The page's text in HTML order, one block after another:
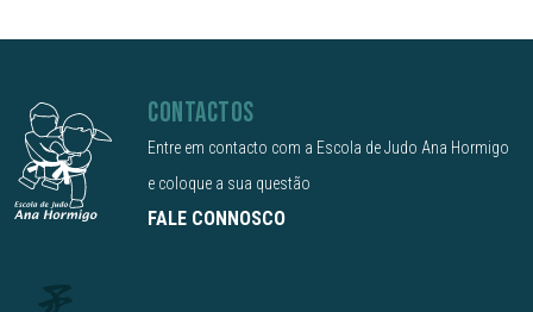
CONTACTOS
Entre em contacto com a Escola de Judo Ana Hormigo
e coloque a sua questão
FALE CONNOSCO